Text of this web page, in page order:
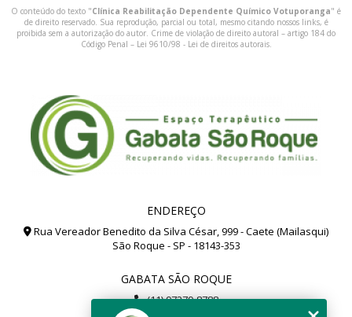
O conteúdo do texto "Clínica Reabilitação Dependente Químico Votuporanga" é
de direito reservado. Sua reprodução, parcial ou total, mesmo citando nossos links, é
proibida sem a autorização do autor. Crime de violação de direito autoral – artigo 184 do
Código Penal – Lei 9610/98 - Lei de direitos autorais.
ENDEREÇO
Rua Vereador Benedito da Silva César, 999 - Caete (Mailasqui)
São Roque - SP - 18143-353
GABATA SÃO ROQUE
(11) 97279-8788